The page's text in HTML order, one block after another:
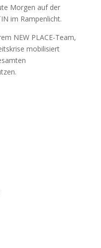
Morgen auf der
im Rampenlicht.
NEW PLACE-Team,
mobilisiert